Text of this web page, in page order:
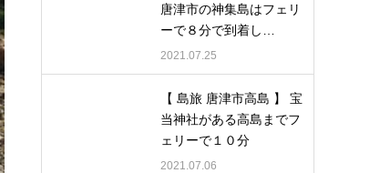
唐津市の神集島はフェリ
ーで８分で到着し…
2021.07.25
【 島旅 唐津市高島 】 宝
当神社がある高島までフ
ェリーで１０分
2021.07.06